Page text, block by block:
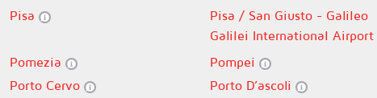
Pisa
Pisa / San Giusto - Galileo
Galilei International Airport
Pomezia Pompei
Porto Cervo Porto D’ascoli